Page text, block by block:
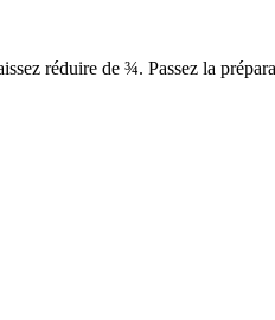
réduire de ¾. Passez la